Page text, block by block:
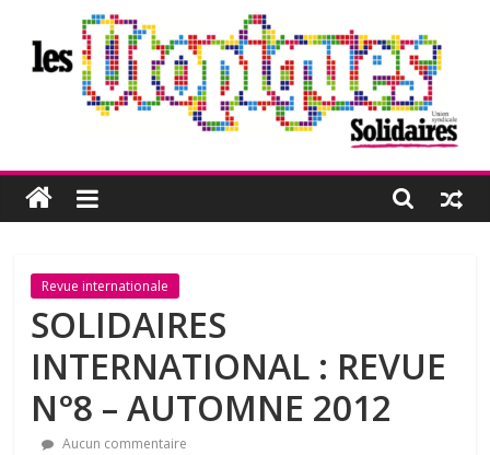
contenu
Les
Utopiques
Revue
réflexion
éditée
par
l'Union
syndicale
Revue internationale
SOLIDAIRES
INTERNATIONAL : REVUE
N°8 – AUTOMNE 2012
Aucun commentaire